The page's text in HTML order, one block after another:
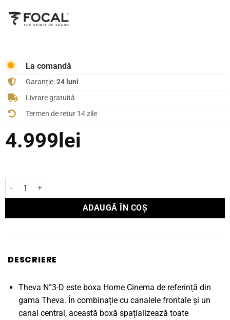
La comandă
Garanție:24 luni
Livrare gratuită
Termen de retur 14 zile
4.999 lei
Cantitate Boxă Focal de podea THEVA N°3-D
ADAUGĂ ÎN COȘ
DESCRIERE
Theva N°3-D este boxa Home Cinema de referință din
gama Theva. În combinație cu canalele frontale și un
canal central, această boxă spațializează toate